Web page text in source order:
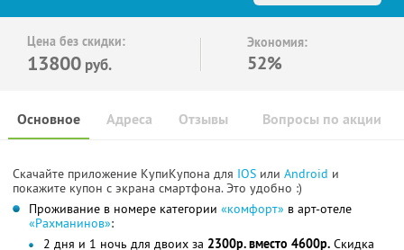
Цена без скидки:
13800 руб.
Экономия:
52%
Основное Отзывы Вопросы по акции
Адреса
Скачайте приложение КупиКупона для IOS или Android и
покажите купон с экрана смартфона. Это удобно :)
Проживание в номере категории «комфорт» в арт-отеле
«Рахманинов»:
2 дня и 1 ночь для двоих за 2300р. вместо 4600р. Скидка